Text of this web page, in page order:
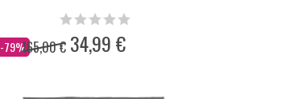
-79%
Dès 165,00 € 34,99 €